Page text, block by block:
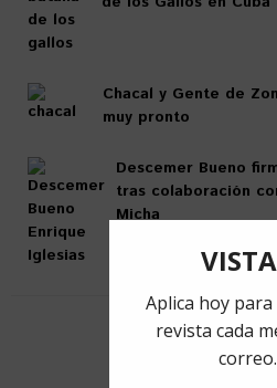
Chacal y Gente de
muy pronto
Descemer Bueno
tras colaboración
Micha